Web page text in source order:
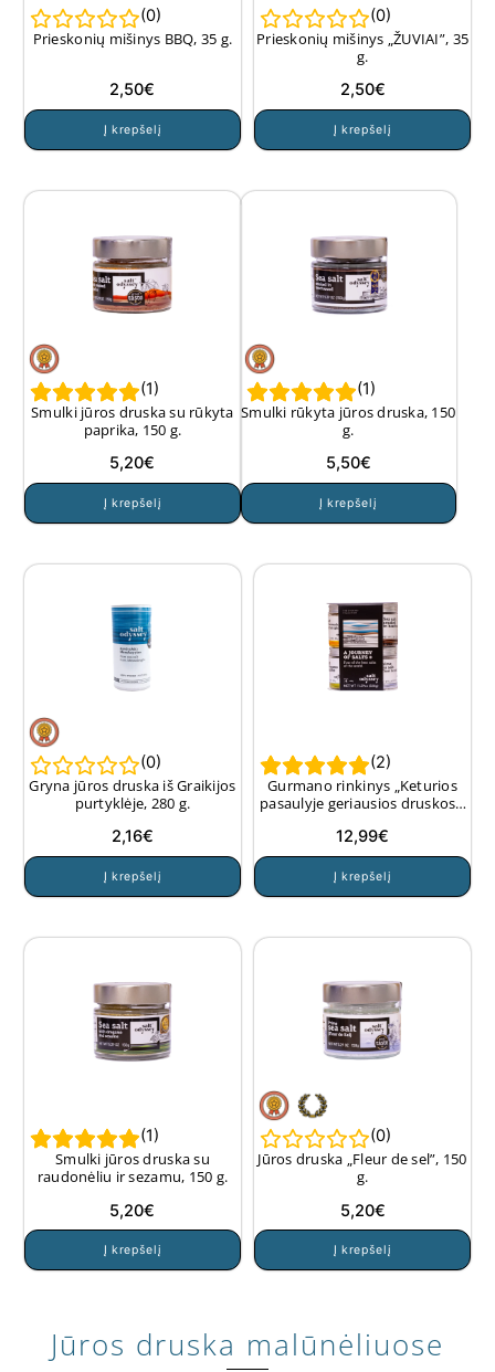
(0)
Prieskonių mišinys BBQ, 35 g.
2,50€
Į krepšelį
(0)
Prieskonių mišinys „ŽUVIAI”, 35
g.
2,50€
Į krepšelį
(1)
Smulki jūros druska su rūkyta
paprika, 150 g.
5,20€
Į krepšelį
(1)
Smulki rūkyta jūros druska, 150
g.
5,50€
Į krepšelį
(0)
Gryna jūros druska iš Graikijos
purtyklėje, 280 g.
2,16€
Į krepšelį
(2)
Gurmano rinkinys „Keturios
pasaulyje geriausios druskos“,
12,99€
Į krepšelį
(1)
Smulki jūros druska su
raudonėliu ir sezamu, 150 g.
5,20€
Į krepšelį
(0)
Jūros druska „Fleur de sel”, 150
g.
5,20€
Į krepšelį
Jūros druska malūnėliuose